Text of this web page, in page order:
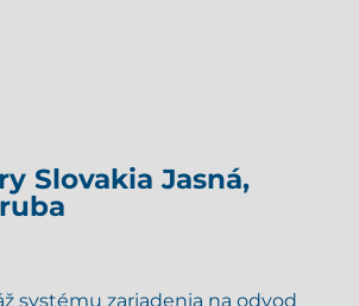
Slovakia Jasná,
systému zariadenia na odvod